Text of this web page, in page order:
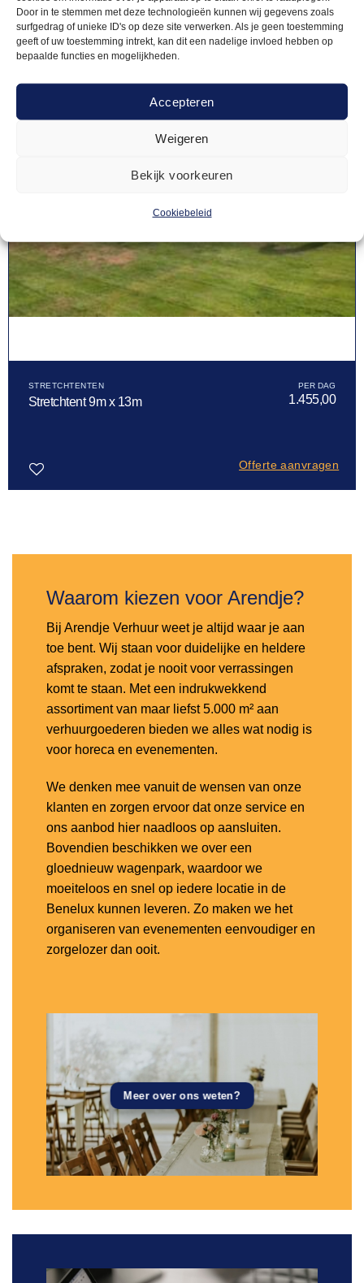
Door in te stemmen met deze technologieën kunnen wij gegevens zoals
surfgedrag of unieke ID's op deze site verwerken. Als je geen toestemming
geeft of uw toestemming intrekt, kan dit een nadelige invloed hebben op
bepaalde functies en mogelijkheden.
Accepteren
Weigeren
Bekijk voorkeuren
Cookiebeleid
STRETCHTENTEN
Stretchtent 9m x 13m 1.455,00
Offerte aanvragen
Waarom kiezen voor Arendje?
Bij Arendje Verhuur weet je altijd waar je aan
toe bent. Wij staan voor duidelijke en heldere
afspraken, zodat je nooit voor verrassingen
komt te staan. Met een indrukwekkend
assortiment van maar liefst 5.000 m² aan
verhuurgoederen bieden we alles wat nodig is
voor horeca en evenementen.
We denken mee vanuit de wensen van onze
klanten en zorgen ervoor dat onze service en
ons aanbod hier naadloos op aansluiten.
Bovendien beschikken we over een
gloednieuw wagenpark, waardoor we
moeiteloos en snel op iedere locatie in de
Benelux kunnen leveren. Zo maken we het
organiseren van evenementen eenvoudiger en
zorgelozer dan ooit.
Meer over ons weten?